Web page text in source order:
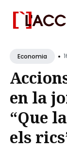
forEconomia •
en la
“Que
els